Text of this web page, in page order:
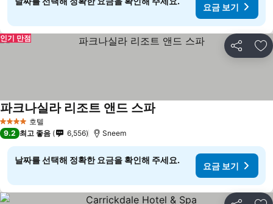
요금 보기
공유 즐
인기 만점
4 성급 호텔
파크나실라 리조트 앤드 스파
9.2 최고 좋음 6,556 Sneem
날짜를 선택해 정확한 요금을 확인해 주세요.
요금 보기